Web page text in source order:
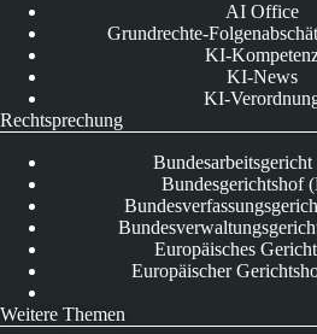
AI Office
Grundrechte-
KI-
KI-News
KI-
Rechtsprechung
Bundesgerichtshof
Europäisches
Europäischer
Weitere Themen